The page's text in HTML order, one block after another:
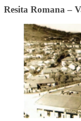
Resita Romana –